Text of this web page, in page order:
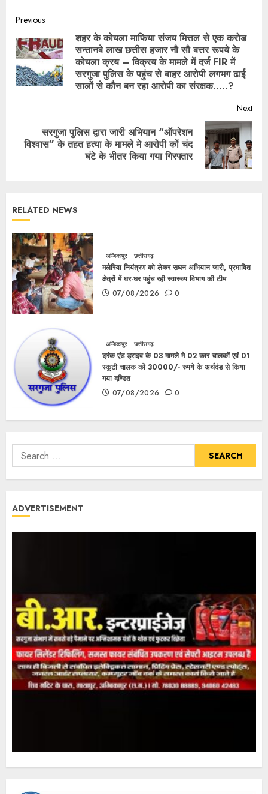
Previous
शहर के कोयला माफिया संजय मित्तल से एक करोड
सन्तानबे लाख छत्तीस हजार नौ सौ बत्तर रूपये के
कोयला क्रय – विक्रय के मामले में दर्ज FIR में
सरगुजा पुलिस के पहुंच से बाहर आरोपी लगभग ढाई
सालों से कौन बन रहा आरोपी का संरक्षक…..?
Next
सरगुजा पुलिस द्वारा जारी अभियान “ऑपरेशन
विश्वास” के तहत हत्या के मामले मे आरोपी कों चंद
घंटे के भीतर किया गया गिरफ्तार
RELATED NEWS
अम्बिकापुर छत्तीसगढ़
मलेरिया नियंत्रण को लेकर सघन अभियान जारी, प्रभावित
क्षेत्रों में घर-घर पहुंच रही स्वास्थ्य विभाग की टीम
07/08/2026
0
अम्बिकापुर छत्तीसगढ़
ड्रंक एंड ड्राइव के 03 मामले मे 02 कार चालकों एवं 01
स्कूटी चालक कों 30000/- रुपये के अर्थदंड से किया
गया दण्डित
07/08/2026
0
ADVERTISEMENT